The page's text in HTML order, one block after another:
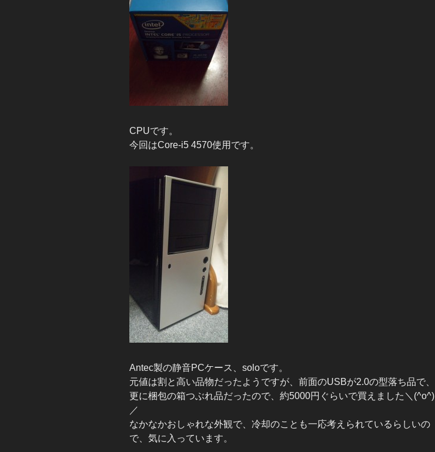
CPUです。
今回はCore-i5 4570使用です。
Antec製の静音PCケース、soloです。
元値は割と高い品物だったようですが、前面のUSBが2.0の型落ち品で、
更に梱包の箱つぶれ品だったので、約5000円ぐらいで買えました＼(^o^)
／
なかなかおしゃれな外観で、冷却のことも一応考えられているらしいの
で、気に入っています。